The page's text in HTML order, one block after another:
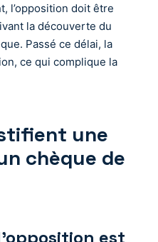
l’opposition doit être
la découverte du
Passé ce délai, la
ce qui complique la
une
chèque de
est